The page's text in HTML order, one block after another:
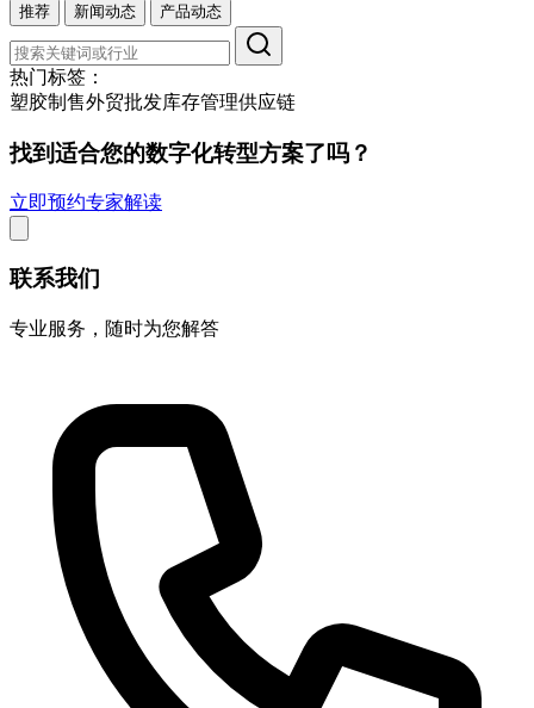
推荐 新闻动态 产品动态
热门标签：
塑胶制售外贸批发库存管理供应链
找到适合您的数字化转型方案了吗？
立即预约专家解读
联系我们
专业服务，随时为您解答